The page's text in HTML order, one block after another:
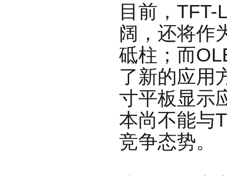
目前，TFT-
阔，还将作
砥柱； 而
了新的应用
寸平板显示
本尚不能与
竞争态势。